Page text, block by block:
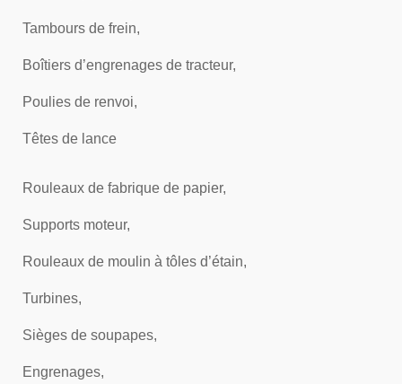
Tambours de frein,
Boîtiers d’engrenages de tracteur,
Poulies de renvoi,
Têtes de lance
Rouleaux de fabrique de papier,
Supports moteur,
Rouleaux de moulin à tôles d’étain,
Turbines,
Sièges de soupapes,
Engrenages,